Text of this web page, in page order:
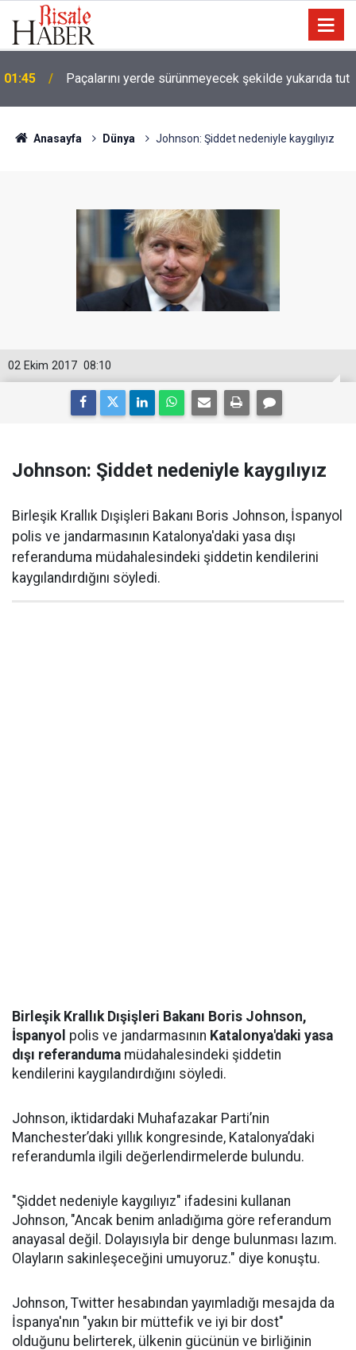
01:45 Paçalarını yerde sürünmeyecek şekilde yukarıda tut
01:15
O’dur, dirilten de O’dur
Anasayfa Dünya Johnson: Şiddet nedeniyle kaygılıyız
08:10
02 Ekim 2017
Johnson: Şiddet nedeniyle kaygılıyız
Birleşik Krallık Dışişleri Bakanı Boris Johnson, İspanyol
polis ve jandarmasının Katalonya'daki yasa dışı
referanduma müdahalesindeki şiddetin kendilerini
kaygılandırdığını söyledi.
Birleşik Krallık Dışişleri Bakanı Boris Johnson,
İspanyol polis ve jandarmasının Katalonya'daki yasa
dışı referanduma müdahalesindeki şiddetin
kendilerini kaygılandırdığını söyledi.
Johnson, iktidardaki Muhafazakar Parti’nin
Manchester’daki yıllık kongresinde, Katalonya’daki
referandumla ilgili değerlendirmelerde bulundu.
"Şiddet nedeniyle kaygılıyız" ifadesini kullanan
Johnson, "Ancak benim anladığıma göre referandum
anayasal değil. Dolayısıyla bir denge bulunması lazım.
Olayların sakinleşeceğini umuyoruz." diye konuştu.
Johnson, Twitter hesabından yayımladığı mesajda da
İspanya'nın "yakın bir müttefik ve iyi bir dost"
olduğunu belirterek, ülkenin gücünün ve birliğinin